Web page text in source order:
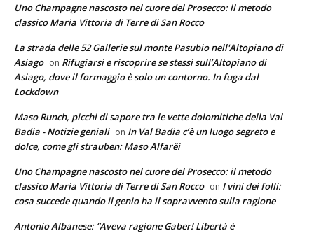
Uno Champagne nascosto nel cuore del Prosecco: il metodo
classico Maria Vittoria di Terre di San Rocco
La strada delle 52 Gallerie sul monte Pasubio nell'Altopiano di
Asiago on Rifugiarsi e riscoprire se stessi sull’Altopiano di
Asiago, dove il formaggio è solo un contorno. In fuga dal
Lockdown
Maso Runch, picchi di sapore tra le vette dolomitiche della Val
Badia - Notizie geniali on In Val Badia c’è un luogo segreto e
dolce, come gli strauben: Maso Alfarëi
Uno Champagne nascosto nel cuore del Prosecco: il metodo
classico Maria Vittoria di Terre di San Rocco on I vini dei folli:
cosa succede quando il genio ha il sopravvento sulla ragione
Antonio Albanese: “Aveva ragione Gaber! Libertà è